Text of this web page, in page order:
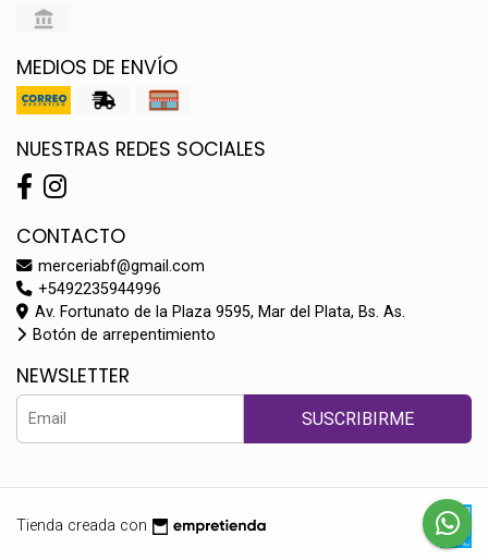
MEDIOS DE ENVÍO
NUESTRAS REDES SOCIALES
CONTACTO
merceriabf@gmail.com
+5492235944996
Av. Fortunato de la Plaza 9595, Mar del Plata, Bs. As.
Botón de arrepentimiento
NEWSLETTER
SUSCRIBIRME
Tienda creada con